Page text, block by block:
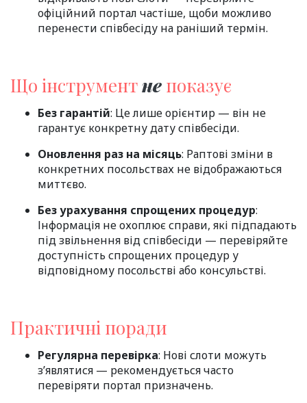
офіційний портал частіше, щоби можливо
перенести співбесіду на раніший термін.
Що інструментне показує
Без гарантій: Це лише орієнтир — він не
гарантує конкретну дату співбесіди.
Оновлення раз на місяць: Раптові зміни в
конкретних посольствах не відображаються
миттєво.
Без урахування спрощених процедур:
Інформація не охоплює справи, які підпадають
під звільнення від співбесіди — перевіряйте
доступність спрощених процедур у
відповідному посольстві або консульстві.
Практичні поради
Регулярна перевірка: Нові слоти можуть
з’являтися — рекомендується часто
перевіряти портал призначень.